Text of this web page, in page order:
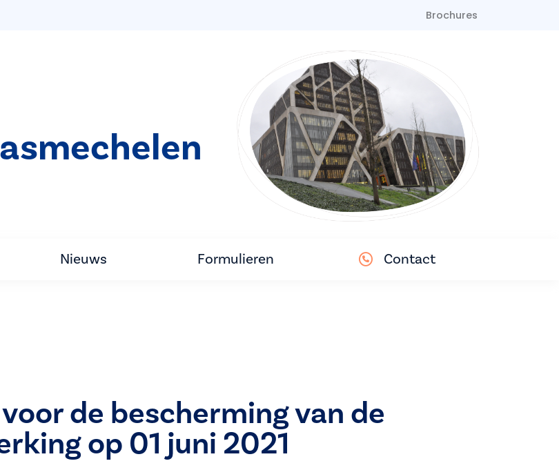
Brochures
Nieuws Formulieren Contact
de bescherming van de
op 01 juni 2021